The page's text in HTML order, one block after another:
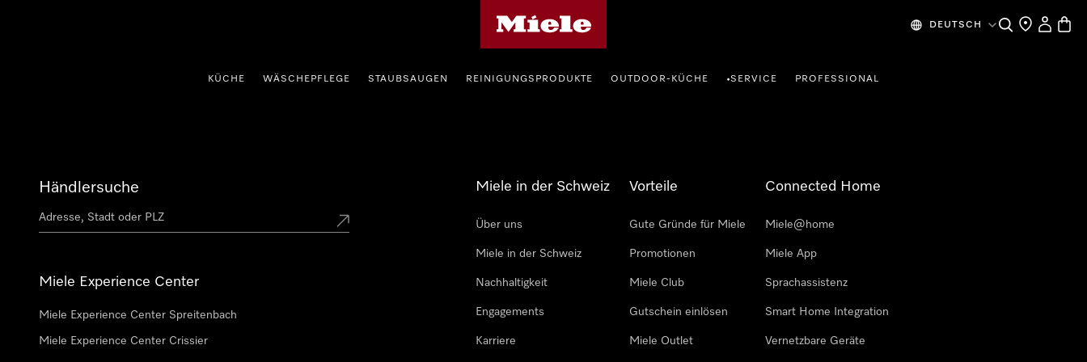
DEUTSCH SucheHändlersuche
Mein
KÜCHE WÄSCHEPFLEGE STAUBSAUGEN REINIGUNGSPRODUKTE OUTDOOR-KÜCHE •SERVICE PROFESSIONAL
Händlersuche
Miele Experience Center
Miele Experience Center Spreitenbach
Miele Experience Center Crissier
Miele in der Schweiz
Über uns
Miele in der Schweiz
Nachhaltigkeit
Engagements
Karriere
Vorteile
Gute Gründe für Miele
Promotionen
Miele Club
Gutschein einlösen
Miele Outlet
Connected Home
Miele@home
Miele App
Sprachassistenz
Smart Home Integration
Vernetzbare Geräte